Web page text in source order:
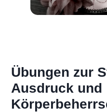
Übungen zur
Ausdruck und